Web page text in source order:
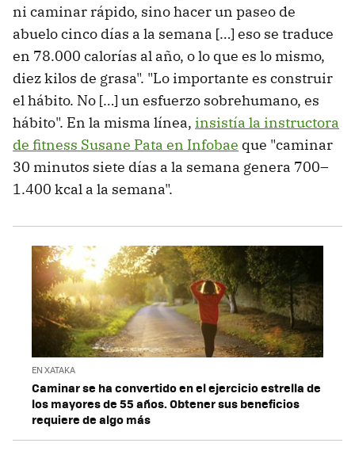
ni caminar rápido, sino hacer un paseo de
abuelo cinco días a la semana […] eso se traduce
en 78.000 calorías al año, o lo que es lo mismo,
diez kilos de grasa". "Lo importante es construir
el hábito. No […] un esfuerzo sobrehumano, es
hábito". En la misma línea, insistía la instructora
de fitness Susane Pata en Infobae que "caminar
30 minutos siete días a la semana genera 700–
1.400 kcal a la semana".
EN XATAKA
Caminar se ha convertido en el ejercicio estrella de
los mayores de 55 años. Obtener sus beneficios
requiere de algo más